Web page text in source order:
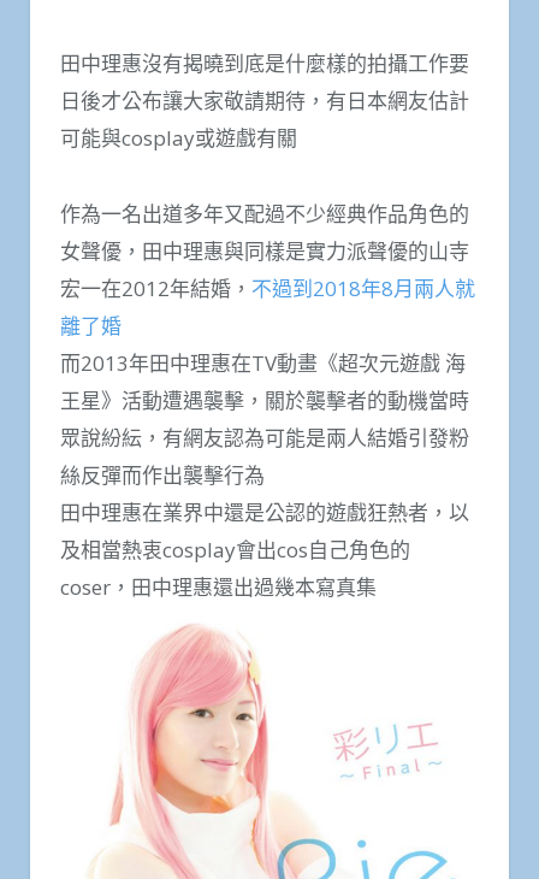
田中理惠沒有揭曉到底是什麼樣的拍攝工作要
日後才公布讓大家敬請期待，有日本網友估計
可能與cosplay或遊戲有關
作為一名出道多年又配過不少經典作品角色的
女聲優，田中理惠與同樣是實力派聲優的山寺
宏一在2012年結婚， 不過到2018年8月兩人就
離了婚
而2013年田中理惠在TV動畫《超次元遊戲 海
王星》活動遭遇襲擊，關於襲擊者的動機當時
眾說紛紜，有網友認為可能是兩人結婚引發粉
絲反彈而作出襲擊行為
田中理惠在業界中還是公認的遊戲狂熱者，以
及相當熱衷cosplay會出cos自己角色的
coser，田中理惠還出過幾本寫真集